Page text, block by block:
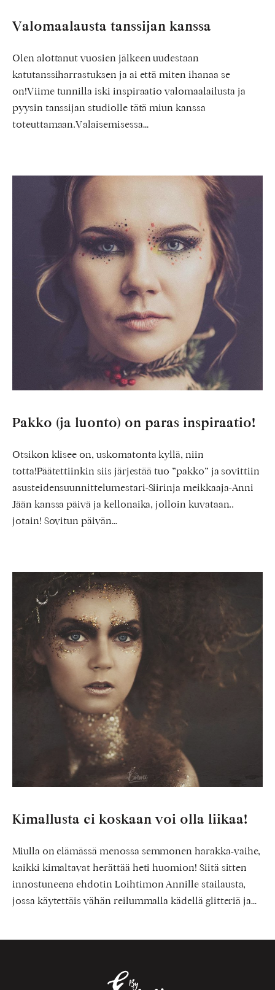
Valomaalausta tanssijan kanssa
Olen alottanut vuosien jälkeen uudestaan
katutanssiharrastuksen ja ai että miten ihanaa se
on!Viime tunnilla iski inspiraatio valomaalailusta ja
pyysin tanssijan studiolle tätä miun kanssa
toteuttamaan.Valaisemisessa…
Pakko (ja luonto) on paras inspiraatio!
Otsikon klisee on, uskomatonta kyllä, niin
totta!Päätettiinkin siis järjestää tuo ”pakko” ja sovittiin
asusteidensuunnittelumestari-Siirinja meikkaaja-Anni
Jään kanssa päivä ja kellonaika, jolloin kuvataan..
jotain! Sovitun päivän…
Kimallusta
koskaan
olla
Kimallusta ei koskaan voi olla liikaa!
Miulla on elämässä menossa semmonen harakka-vaihe,
kaikki kimaltavat herättää heti huomion! Siitä sitten
innostuneena ehdotin Loihtimon Annille stailausta,
jossa käytettäis vähän reilummalla kädellä glitteriä ja…